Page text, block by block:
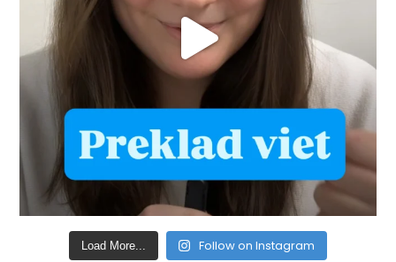
Load More... Follow on Instagram